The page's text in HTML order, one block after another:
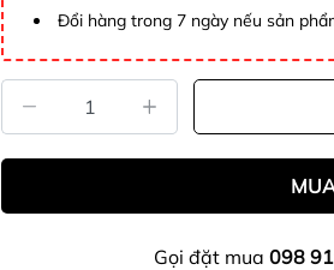
Đổi hàng trong 7 ngày nếu sản
Gọi đặt mua 098